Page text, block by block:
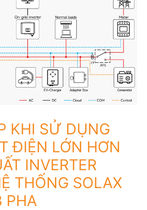
KHI SỬ DỤNG
ĐIỆN LỚN HƠN
INVERTER
THỐNG SOLAX
PHA